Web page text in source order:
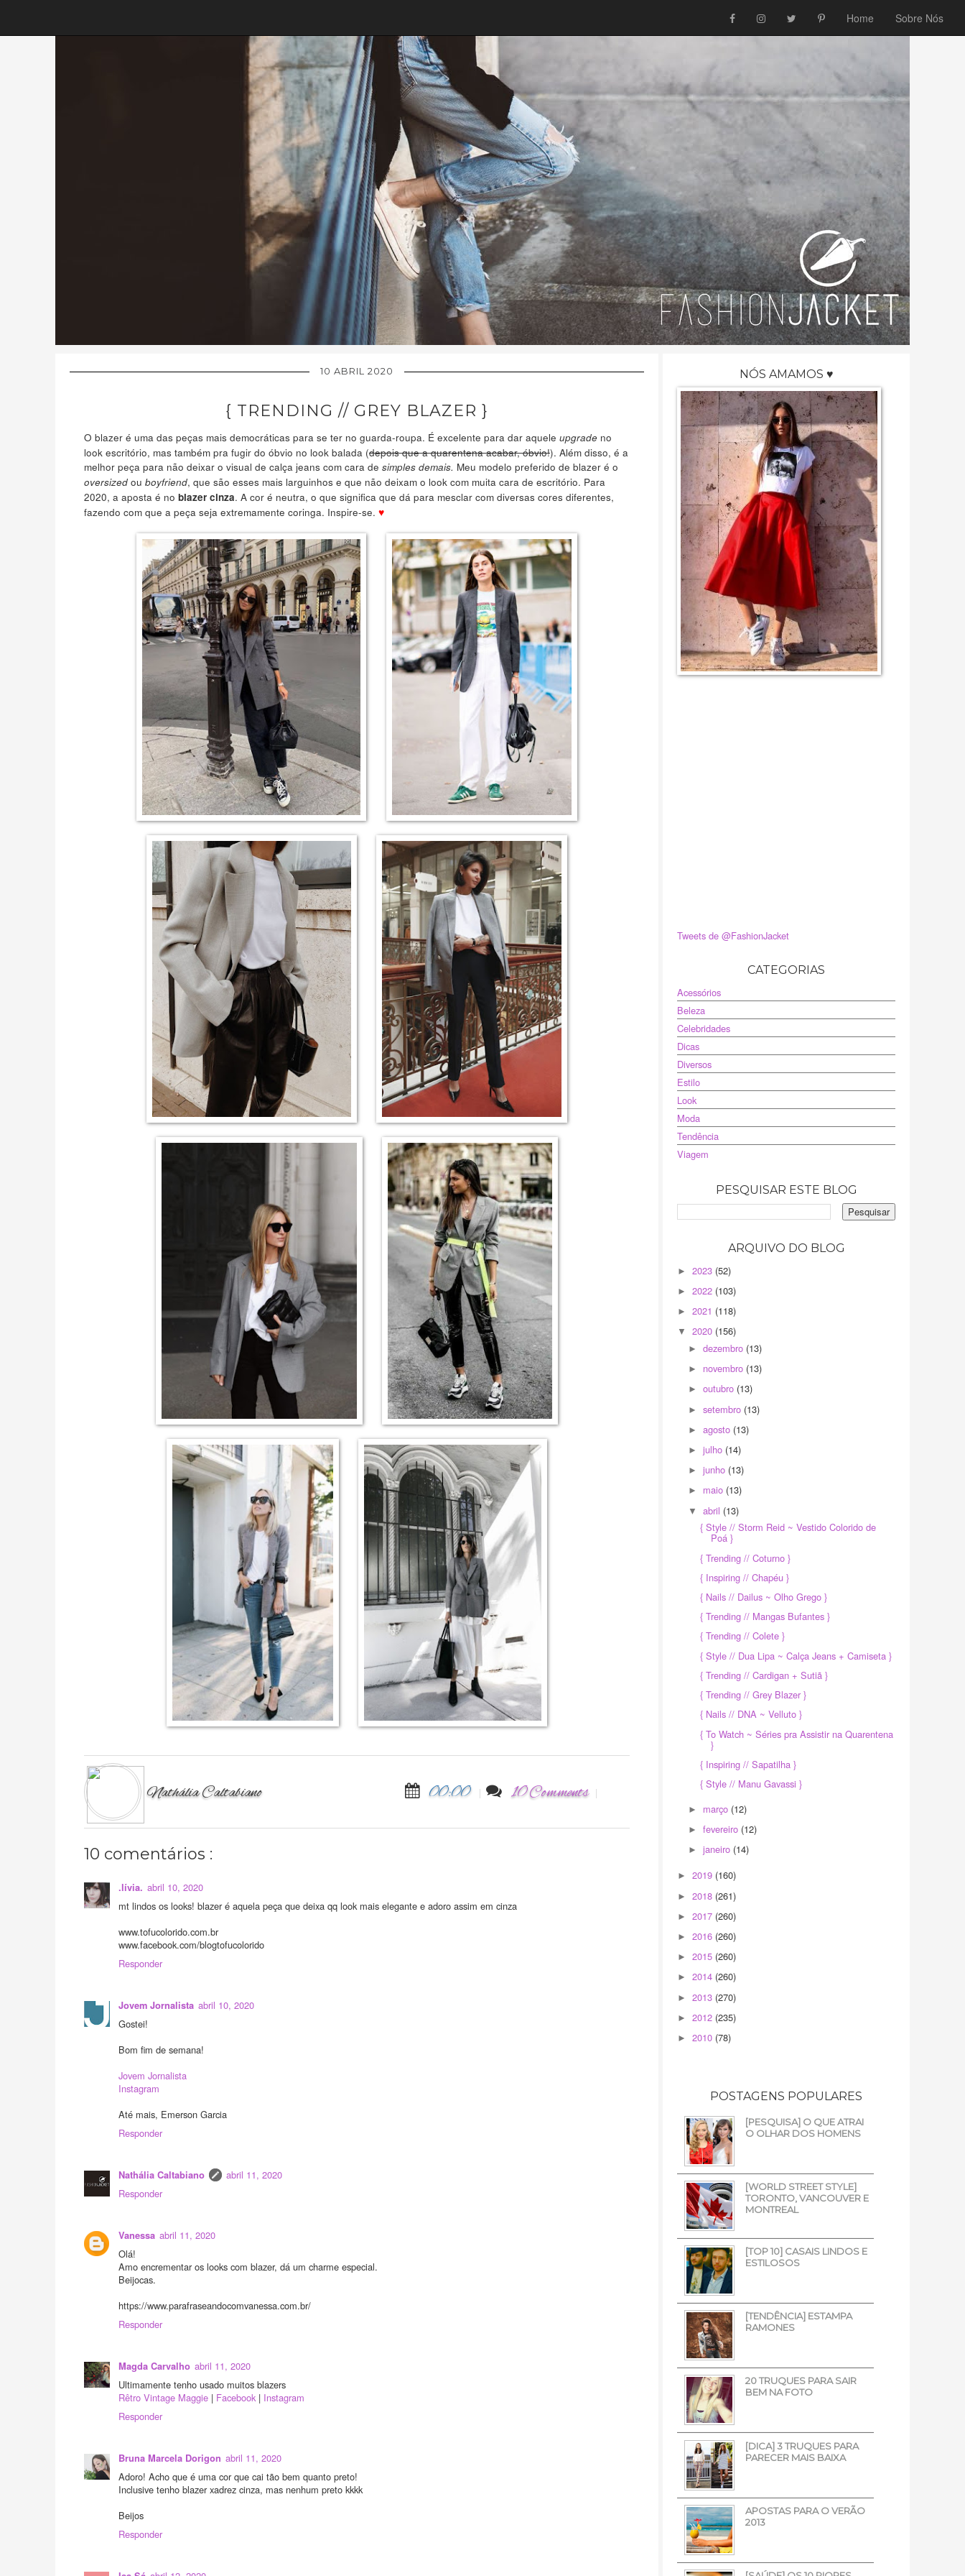
Home Sobre Nós
10 ABRIL 2020
{ TRENDING // GREY BLAZER }
O blazer é uma das peças mais democráticas para se ter no guarda-roupa. É excelente para dar aquele upgrade no
look escritório, mas também pra fugir do óbvio no look balada (depois que a quarentena acabar, óbvio!). Além disso, é a
melhor peça para não deixar o visual de calça jeans com cara de simples demais. Meu modelo preferido de blazer é o
oversized ou boyfriend, que são esses mais larguinhos e que não deixam o look com muita cara de escritório. Para
2020, a aposta é no blazer cinza. A cor é neutra, o que significa que dá para mesclar com diversas cores diferentes,
fazendo com que a peça seja extremamente coringa. Inspire-se. ♥
Nathália Caltabiano 00:00 10 Comments
10 comentários :
.lívia. abril 10, 2020
mt lindos os looks! blazer é aquela peça que deixa qq look mais elegante e adoro assim em cinza
www.tofucolorido.com.br
www.facebook.com/blogtofucolorido
Responder
Jovem Jornalista abril 10, 2020
Gostei!
Bom fim de semana!
Jovem Jornalista
Instagram
Até mais, Emerson Garcia
Responder
Nathália Caltabiano
abril 11, 2020
Responder
Vanessa abril 11, 2020
Olá!
Amo encrementar os looks com blazer, dá um charme especial.
Beijocas.
https://www.parafraseandocomvanessa.com.br/
Responder
Magda Carvalho abril 11, 2020
Ultimamente tenho usado muitos blazers
Rêtro Vintage Maggie | Facebook| Instagram
Responder
Bruna Marcela Dorigon abril 11, 2020
Adoro! Acho que é uma cor que cai tão bem quanto preto!
Inclusive tenho blazer xadrez cinza, mas nenhum preto kkkk
Beijos
Responder
NÓS AMAMOS ♥
Tweets de @FashionJacket
CATEGORIAS
Acessórios
Beleza
Celebridades
Dicas
Diversos
Estilo
Look
Moda
Tendência
Viagem
PESQUISAR ESTE BLOG
ARQUIVO DO BLOG
► 2023 (52)
► 2022 (103)
► 2021 (118)
▼ 2020 (156)
►dezembro (13)
► novembro (13)
►outubro (13)
►setembro (13)
►agosto (13)
►julho (14)
►junho (13)
► maio (13)
▼abril (13)
{ Style // Storm Reid ~ Vestido Colorido de
Poá }
{ Trending // Coturno }
{ Inspiring // Chapéu }
{ Nails // Dailus ~ Olho Grego }
{ Trending // Mangas Bufantes }
{ Trending // Colete }
{ Style // Dua Lipa ~ Calça Jeans + Camiseta }
{ Trending // Cardigan + Sutiã }
{ Trending // Grey Blazer }
{ Nails // DNA ~ Velluto }
{ To Watch ~ Séries pra Assistir na Quarentena
}
{ Inspiring // Sapatilha }
{ Style // Manu Gavassi }
► março (12)
►fevereiro (12)
►janeiro (14)
► 2019 (160)
► 2018 (261)
► 2017 (260)
► 2016 (260)
► 2015 (260)
► 2014 (260)
► 2013 (270)
► 2012 (235)
► 2010 (78)
POSTAGENS POPULARES
[PESQUISA] O QUE ATRAI
O OLHAR DOS HOMENS
[WORLD STREET STYLE]
TORONTO, VANCOUVER E
MONTREAL
[TOP 10] CASAIS LINDOS E
ESTILOSOS
[TENDÊNCIA] ESTAMPA
RAMONES
20 TRUQUES PARA SAIR
BEM NA FOTO
[DICA] 3 TRUQUES PARA
PARECER MAIS BAIXA
APOSTAS PARA O VERÃO
2013